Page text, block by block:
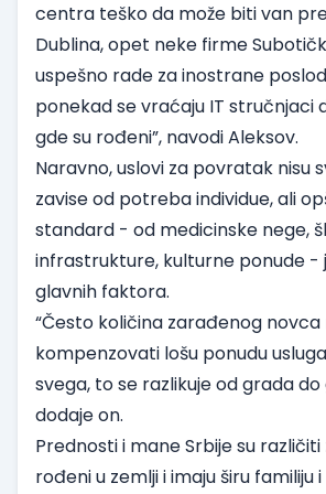
centra teško da može biti van
Dublina, opet neke firme
uspešno rade za inostrane
ponekad se vraćaju IT stručnjaci
gde su rođeni”, navodi Aleksov.
Naravno, uslovi za povratak nisu
zavise od potreba individue, ali
standard - od medicinske nege,
infrastrukture, kulturne ponude -
glavnih faktora.
“Često količina zarađenog novca
kompenzovati lošu ponudu
svega, to se razlikuje od grada do
dodaje on.
Prednosti i mane Srbije su različiti
rođeni u zemlji i imaju širu familiju